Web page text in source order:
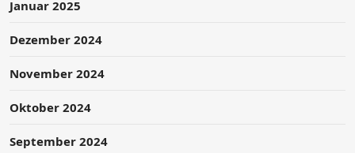
Januar 2025
Dezember 2024
November 2024
Oktober 2024
September 2024